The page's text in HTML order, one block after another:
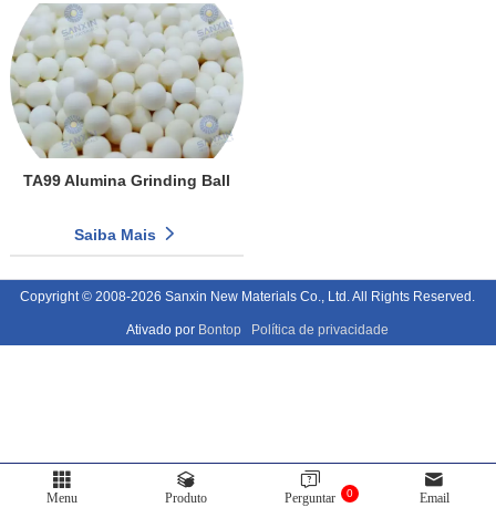
TA99 Alumina Grinding Ball
Saiba Mais
Copyright © 2008-2026 Sanxin New Materials Co., Ltd. All Rights Reserved.
Ativado por Bontop Política de privacidade
Menu Produto 0
Perguntar Email